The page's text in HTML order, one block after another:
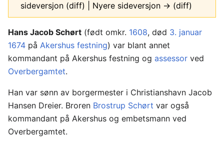
sideversjon (diff) | Nyere sideversjon → (diff)
Hans Jacob Schørt (født omkr. 1608, død 3. januar
1674 på Akershus festning) var blant annet
kommandant på Akershus festning og assessor ved
Overbergamtet.
Han var sønn av borgermester i Christianshavn Jacob
Hansen Dreier. Broren Brostrup Schørt var også
kommandant på Akershus og embetsmann ved
Overbergamtet.